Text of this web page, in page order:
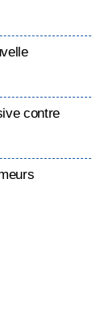
contre